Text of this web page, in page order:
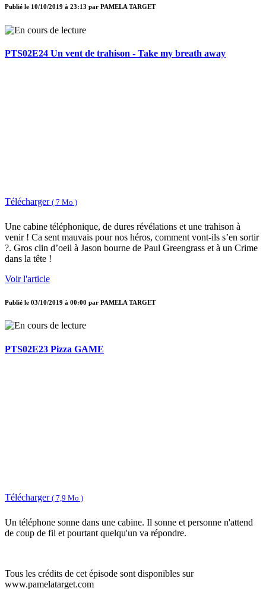
Publié le 10/10/2019 à 23:13 par PAMELA TARGET
PTS02E24 Un vent de trahison - Take my breath away
Télécharger ( 7 Mo )
Une cabine téléphonique, de dures révélations et une trahison à
venir ! Ca sent mauvais pour nos héros, comment vont-ils s’en sortir
?. Gros clin d’oeil à Jason bourne de Paul Greengrass et à un Crime
dans la tête !
Voir l'article
Publié le 03/10/2019 à 00:00 par PAMELA TARGET
PTS02E23 Pizza GAME
Télécharger ( 7,9 Mo )
Un téléphone sonne dans une cabine. Il sonne et personne n'attend
de coup de fil et pourtant quelqu'un va répondre.
Tous les crédits de cet épisode sont disponibles sur
www.pamelatarget.com